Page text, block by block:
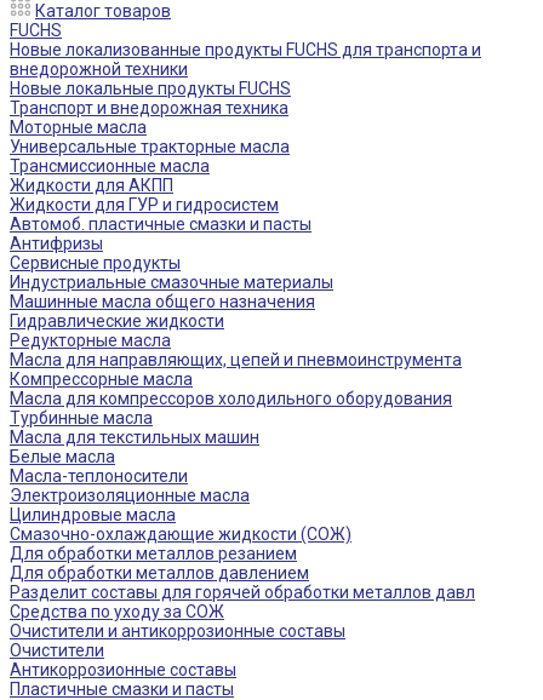
Каталог товаров
FUCHS
Новые локализованные продукты FUCHS для транспорта и
внедорожной техники
Новые локальные продукты FUCHS
Транспорт и внедорожная техника
Моторные масла
Универсальные тракторные масла
Трансмиссионные масла
Жидкости для АКПП
Жидкости для ГУР и гидросистем
Автомоб. пластичные смазки и пасты
Антифризы
Сервисные продукты
Индустриальные смазочные материалы
Машинные масла общего назначения
Гидравлические жидкости
Редукторные масла
Масла для направляющих, цепей и пневмоинструмента
Компрессорные масла
Масла для компрессоров холодильного оборудования
Турбинные масла
Масла для текстильных машин
Белые масла
Масла-теплоносители
Электроизоляционные масла
Цилиндровые масла
Смазочно-охлаждающие жидкости (СОЖ)
Для обработки металлов резанием
Для обработки металлов давлением
Разделит составы для горячей обработки металлов давл
Средства по уходу за СОЖ
Очистители и антикоррозионные составы
Очистители
Антикоррозионные составы
Пластичные смазки и пасты